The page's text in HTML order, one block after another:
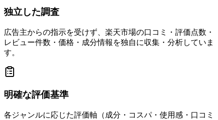
独立した調査
広告主からの指示を受けず、楽天市場の口コミ・評価点数・
レビュー件数・価格・成分情報を独自に収集・分析していま
す。
明確な評価基準
各ジャンルに応じた評価軸（成分・コスパ・使用感・口コミ